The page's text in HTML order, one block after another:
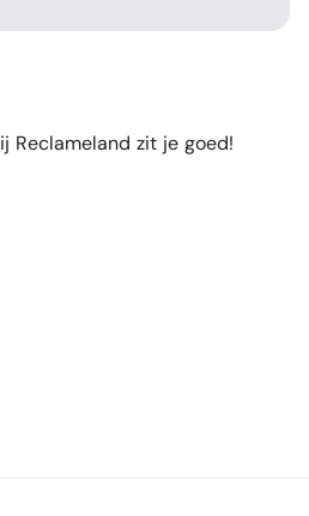
Reclameland zit je goed!